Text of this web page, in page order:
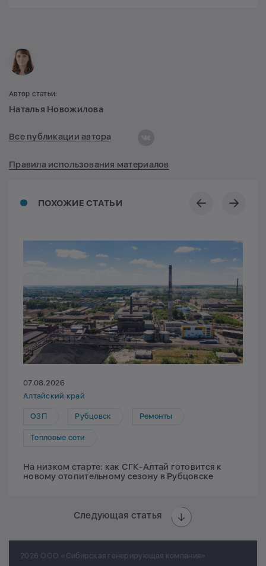
ПОХОЖИЕ СТАТЬИ
07.08.2026
Алтайский край
ОЗП Рубцовск Ремонты
Тепловые сети
На низком старте: как СГК-Алтай готовится к
новому отопительному сезону в Рубцовске
Следующая статья
Автор статьи:
Наталья Новожилова
Все публикации автора
Правила использования материалов
2026 ООО «Сибирская генерирующая компания»